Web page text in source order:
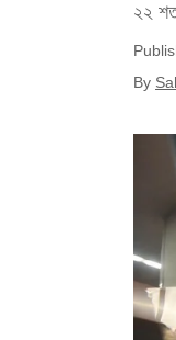
২২
By